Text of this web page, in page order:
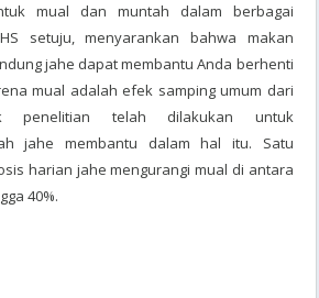
mual dan muntah dalam berbagai
setuju, menyarankan bahwa makan
jahe dapat membantu Anda berhenti
mual adalah efek samping umum dari
penelitian telah dilakukan untuk
jahe membantu dalam hal itu. Satu
harian jahe mengurangi mual di antara
40%.